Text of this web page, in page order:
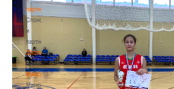
партнеры
Спонсоры
и
партнеры
Школы
Школы
Минск
Минск